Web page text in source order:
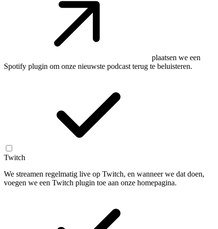
plaatsen we een
Spotify plugin om onze nieuwste podcast terug te beluisteren.
Twitch
We streamen regelmatig live op Twitch, en wanneer we dat doen,
voegen we een Twitch plugin toe aan onze homepagina.